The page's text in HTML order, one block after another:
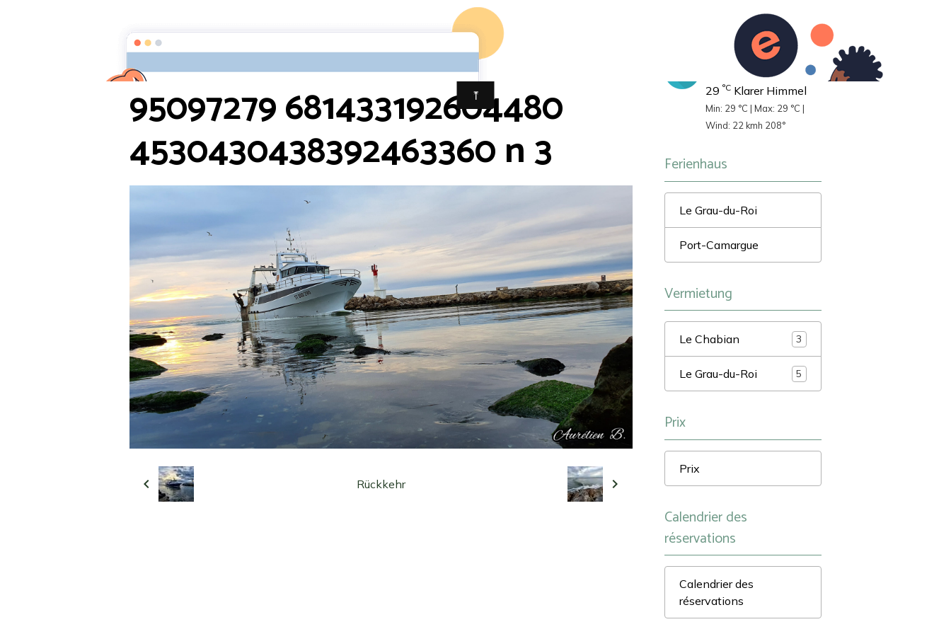
Startseite Fotos Camargue 95097279 681433192604480 4530430438392463360 n 3
95097279 681433192604480
4530430438392463360 n 3
Rückkehr
Le Grau-du-Roi
29 °C Klarer Himmel
Min: 29 °C | Max: 29 °C |
Wind: 22 kmh 208°
Ferienhaus
Le Grau-du-Roi
Port-Camargue
Vermietung
Le Chabian 3
Le Grau-du-Roi 5
Prix
Prix
Calendrier des
réservations
Calendrier des
réservations